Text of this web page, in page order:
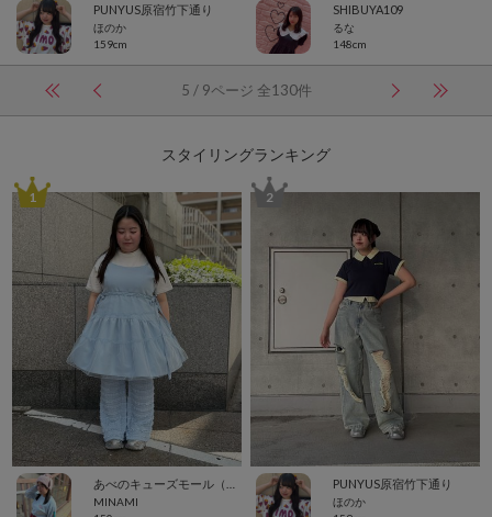
PUNYUS原宿竹下通り
ほのか
159cm
SHIBUYA109
るな
148cm
5 / 9ページ 全130件
スタイリングランキング
MINAMI
1
PUNYUS原宿竹下通り
ほのか
2